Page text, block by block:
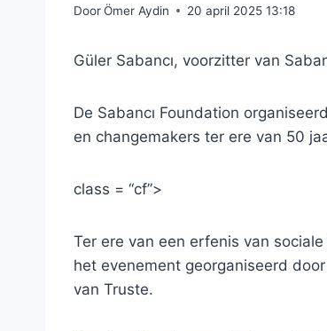
DoorÖmer Aydin 20 april 2025 13:18
Güler Sabancı, voorzitter van
De Sabancı Foundation
en changemakers ter ere van 50
class = “cf”>
Ter ere van een erfenis van
het evenement georganiseerd
van Truste.